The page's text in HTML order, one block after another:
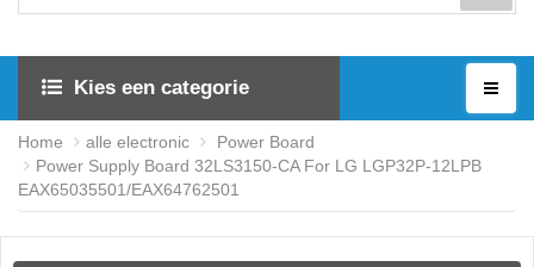
Kies een categorie
Home alle electronic
Power Board
Power Supply Board 32LS3150-CA For LG LGP32P-12LPB
EAX65035501/EAX64762501